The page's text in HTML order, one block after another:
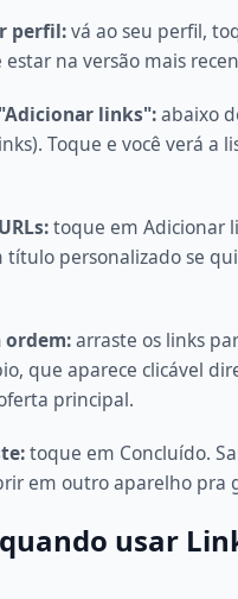
perfil:vá ao seu perfil,
na versão mais
links":abaixo
Toque e você verá a
toque em Adicionar
personalizado se
ordem:arraste os links
que aparece clicável
principal.
toque em Concluído.
em outro aparelho pra
usar